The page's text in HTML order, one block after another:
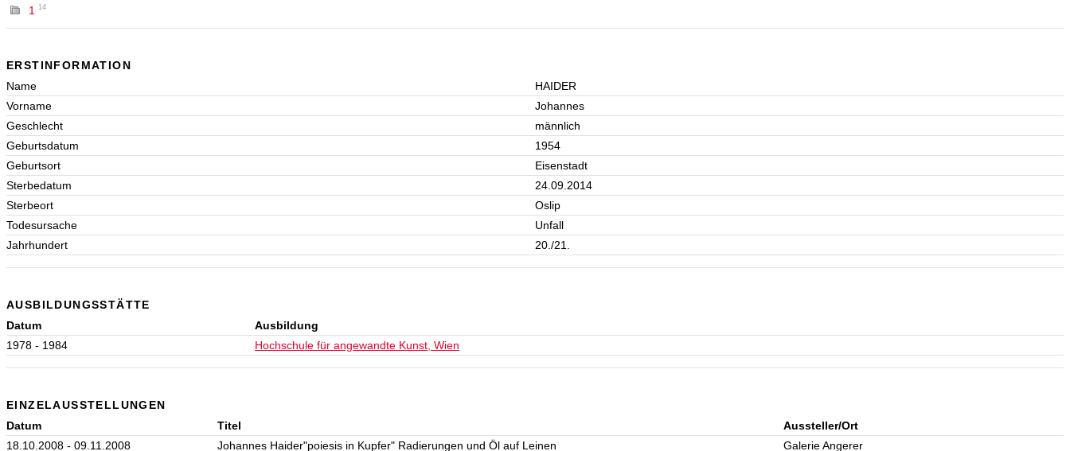
1
14
ERSTINFORMATION
Name
HAIDER
Vorname
Johannes
Geschlecht
männlich
Geburtsdatum
1954
Geburtsort
Eisenstadt
Sterbedatum
24.09.2014
Sterbeort
Oslip
Todesursache
Unfall
Jahrhundert
20./21.
AUSBILDUNGSSTÄTTE
Datum
Ausbildung
1978 - 1984
Hochschule für angewandte Kunst, Wien
EINZELAUSSTELLUNGEN
Datum
Titel
Aussteller/Ort
18.10.2008 - 09.11.2008
Johannes Haider"poiesis in Kupfer" Radierungen und Öl auf Leinen Galerie Angerer